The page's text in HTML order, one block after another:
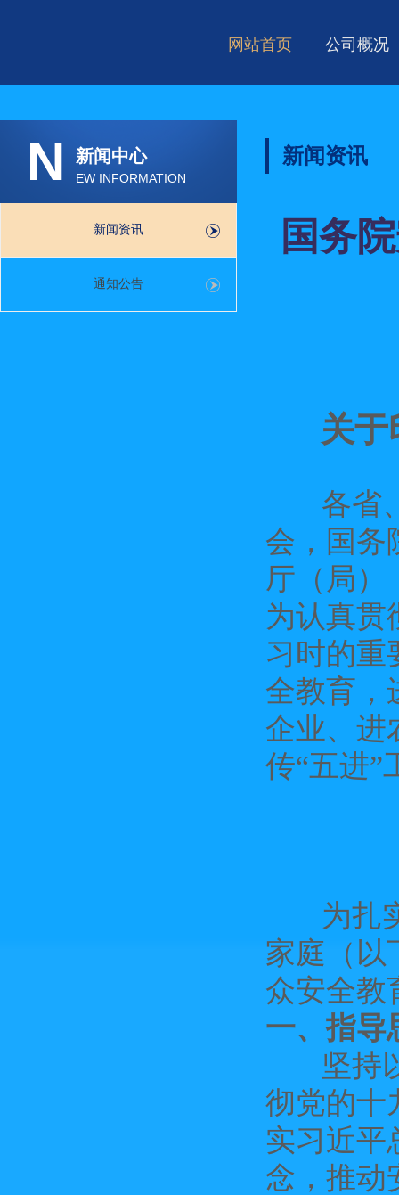
网站首页 公司概况
N 新闻中心
EW INFORMATION
新闻资讯
通知公告
新闻资讯
国务
关于
各省、
会，国务
厅（局）
为认真贯
习时的重
全教育，
企业、进
传“五进”
为扎实
家庭（以
众安全教
一、指导
坚持以
彻党的十
实习近平
念，推动